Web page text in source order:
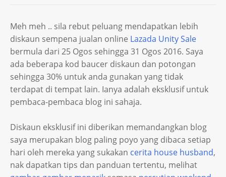
Meh meh .. sila rebut peluang mendapatkan lebih
diskaun sempena jualan online Lazada Unity Sale
bermula dari 25 Ogos sehingga 31 Ogos 2016. Saya
ada beberapa kod baucer diskaun dan potongan
sehingga 30% untuk anda gunakan yang tidak
terdapat di tempat lain. Ianya adalah eksklusif untuk
pembaca-pembaca blog ini sahaja.
Diskaun eksklusif ini diberikan memandangkan blog
saya merupakan blog paling poyo yang dibaca setiap
hari oleh mereka yang sukakan cerita house husband,
nak dapatkan tips dan panduan tertentu, melihat